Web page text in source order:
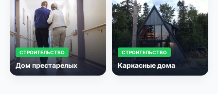
СТРОИТЕЛЬСТВО
Дом престарелых
СТРОИТЕЛЬСТВО
Каркасные дома